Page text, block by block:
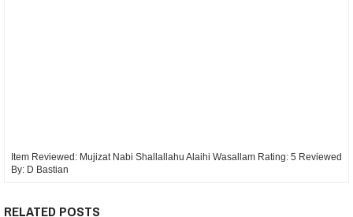
Item Reviewed: Mujizat Nabi Shallallahu Alaihi Wasallam Rating: 5 Reviewed
By: D Bastian
RELATED POSTS